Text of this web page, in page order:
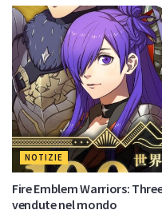
NOTIZIE
Fire Emblem Warriors:
vendute nel mondo